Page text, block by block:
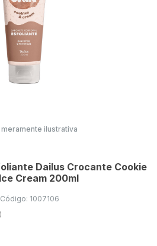
ilustrativa
Dailus Crocante Cookie
Cream 200ml
Código: 1007106